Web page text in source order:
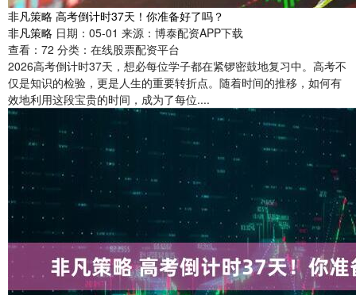
非凡策略 高考倒计时37天！你准备好了吗？
非凡策略 日期：05-01 来源：博泰配资APP下载
查看： 72 分类： 在线股票配资平台
2026高考倒计时37天，想必每位学子都在紧锣密鼓地复习中。高考不
仅是知识的检验，更是人生的重要转折点。随着时间的推移，如何有
效地利用这段宝贵的时间，成为了每位....